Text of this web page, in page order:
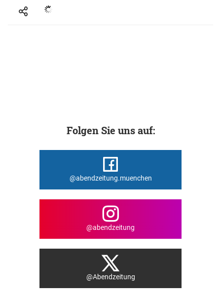
Folgen Sie uns auf:
@abendzeitung.muenchen
@abendzeitung
@Abendzeitung